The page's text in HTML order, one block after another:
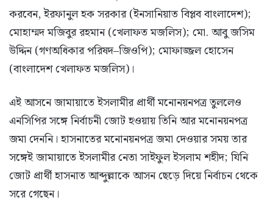
করবেন, ইরফানুল হক সরকার (ইনসানিয়াত বিপ্লব বাংলাদেশ);
মোহাম্মদ মজিবুর রহমান (খেলাফত মজলিস); মো. আবু জসিম
উদ্দিন (গণঅধিকার পরিষদ–জিওপি); মোফাজ্জল হোসেন
(বাংলাদেশ খেলাফত মজলিস)।
এই আসনে জামায়াতে ইসলামীর প্রার্থী মনোনয়নপত্র তুললেও
এনসিপির সঙ্গে নির্বাচনী জোট হওয়ায় তিনি আর মনোনয়নপত্র
জমা দেননি। হাসনাতের মনোনয়নপত্র জমা দেওয়ার সময় তার
সঙ্গেই জামায়াতে ইসলামীর নেতা সাইফুল ইসলাম শহীদ; যিনি
জোট প্রার্থী হাসনাত আব্দুল্লাকে আসন ছেড়ে দিয়ে নির্বাচন থেকে
সরে গেছেন।